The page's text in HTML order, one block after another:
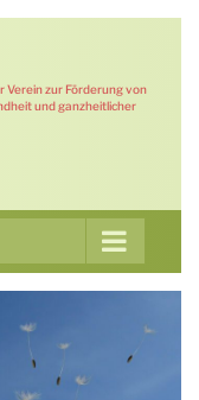
Verein zur Förderung von
und ganzheitlicher